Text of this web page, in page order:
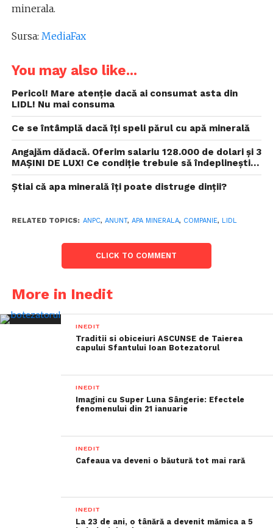
minerala.
Sursa: MediaFax
You may also like...
Pericol! Mare atenție dacă ai consumat asta din
LIDL! Nu mai consuma
Ce se întâmplă dacă îți speli părul cu apă minerală
Angajăm dădacă. Oferim salariu 128.000 de dolari și 3
MAȘINI DE LUX! Ce condiție trebuie să îndeplinești…
Știai că apa minerală îți poate distruge dinții?
RELATED TOPICS: ANPC, ANUNT, APA MINERALA, COMPANIE, LIDL
CLICK TO COMMENT
More in Inedit
INEDIT
Traditii si obiceiuri ASCUNSE de Taierea
capului Sfantului Ioan Botezatorul
INEDIT
Imagini cu Super Luna Sângerie: Efectele
fenomenului din 21 ianuarie
INEDIT
Cafeaua va deveni o băutură tot mai rară
INEDIT
La 23 de ani, o tânără a devenit mămica a 5